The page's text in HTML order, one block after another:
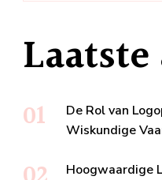
De Rol van
Wiskundige
Hoogwaardige